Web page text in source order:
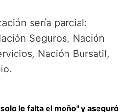
sería parcial:
Seguros, Nación
Nación Bursatil,
le falta el moño" y aseguró